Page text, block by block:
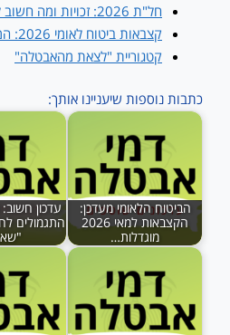
חל"ת 2026: זכויות ומה חשוב לדעת
קצבאות ביטוח לאומי 2026: המדריך המלא
קטגוריית "לצאת מהאבטלה"
כתבות נוספות שיעניינו אותך:
הביטוח הלאומי מעדכן:
הקצבאות למאי 2026
מוגדלות…
עדכון חשוב:
התגמולים